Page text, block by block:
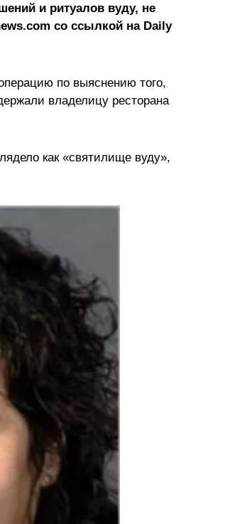
и ритуалов вуду, не
со ссылкой на Daily
по выяснению того,
владелицу ресторана
как «святилище вуду»,